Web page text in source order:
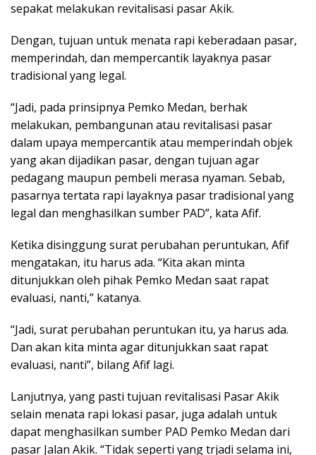
sepakat melakukan revitalisasi pasar Akik.
Dengan, tujuan untuk menata rapi keberadaan pasar,
memperindah, dan mempercantik layaknya pasar
tradisional yang legal.
“Jadi, pada prinsipnya Pemko Medan, berhak
melakukan, pembangunan atau revitalisasi pasar
dalam upaya mempercantik atau memperindah objek
yang akan dijadikan pasar, dengan tujuan agar
pedagang maupun pembeli merasa nyaman. Sebab,
pasarnya tertata rapi layaknya pasar tradisional yang
legal dan menghasilkan sumber PAD”, kata Afif.
Ketika disinggung surat perubahan peruntukan, Afif
mengatakan, itu harus ada. “Kita akan minta
ditunjukkan oleh pihak Pemko Medan saat rapat
evaluasi, nanti,” katanya.
“Jadi, surat perubahan peruntukan itu, ya harus ada.
Dan akan kita minta agar ditunjukkan saat rapat
evaluasi, nanti”, bilang Afif lagi.
Lanjutnya, yang pasti tujuan revitalisasi Pasar Akik
selain menata rapi lokasi pasar, juga adalah untuk
dapat menghasilkan sumber PAD Pemko Medan dari
pasar Jalan Akik. “Tidak seperti yang trjadi selama ini,